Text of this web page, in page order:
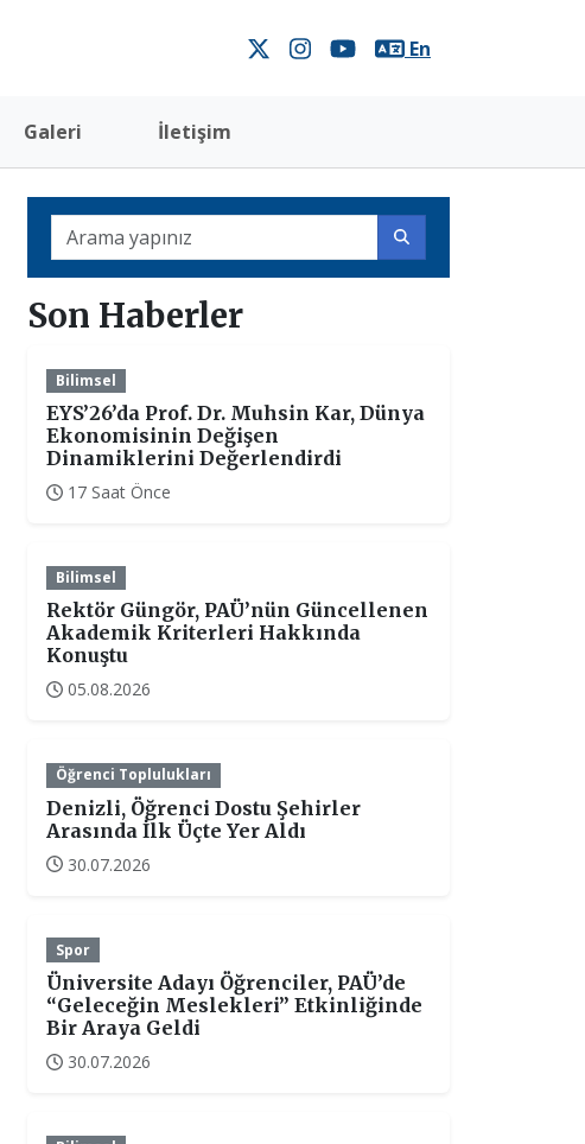
En
Galeri İletişim
Son Haberler
Bilimsel
EYS’26’da Prof. Dr. Muhsin Kar, Dünya
Ekonomisinin Değişen
Dinamiklerini Değerlendirdi
17 Saat Önce
Bilimsel
Rektör Güngör, PAÜ’nün Güncellenen
Akademik Kriterleri Hakkında
Konuştu
05.08.2026
Öğrenci Toplulukları
Denizli, Öğrenci Dostu Şehirler
Arasında İlk Üçte Yer Aldı
30.07.2026
Spor
Üniversite Adayı Öğrenciler, PAÜ’de
“Geleceğin Meslekleri” Etkinliğinde
Bir Araya Geldi
30.07.2026